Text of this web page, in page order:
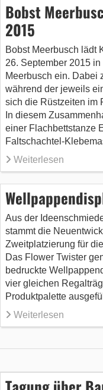
Bobst
2015
Bobst Meerbusch lädt
26. September 2015
Meerbusch ein. Dabei
während der jeweils
sich die Rüstzeiten im
In diesem
einer Flachbettstanze
Faltschachtel-
Weiterlesen
Aus der
stammt die
Zweitplatzierung für
Das Flower Twister
bedruckte
vier gleichen
Produktpalette
Weiterlesen